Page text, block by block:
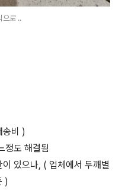
으로 ..
비 )
정도 해결됨
있으나, ( 업체에서 두깨별
)